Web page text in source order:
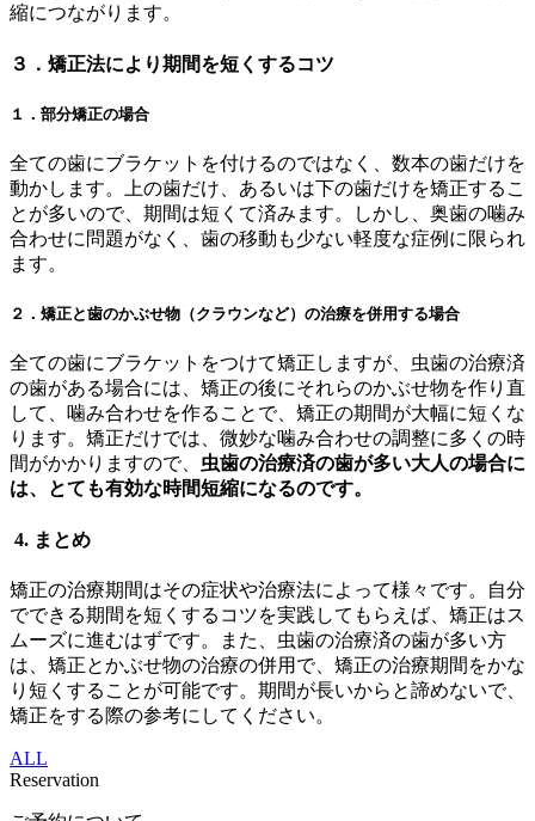
縮につながります。
３．矯正法により期間を短くするコツ
１．部分矯正の場合
全ての歯にブラケットを付けるのではなく、数本の歯だけを
動かします。上の歯だけ、あるいは下の歯だけを矯正するこ
とが多いので、期間は短くて済みます。しかし、奥歯の噛み
合わせに問題がなく、歯の移動も少ない軽度な症例に限られ
ます。
２．矯正と歯のかぶせ物（クラウンなど）の治療を併用する場合
全ての歯にブラケットをつけて矯正しますが、虫歯の治療済
の歯がある場合には、矯正の後にそれらのかぶせ物を作り直
して、噛み合わせを作ることで、矯正の期間が大幅に短くな
ります。矯正だけでは、微妙な噛み合わせの調整に多くの時
間がかかりますので、 虫歯の治療済の歯が多い大人の場合に
は、とても有効な時間短縮になるのです。
4. まとめ
矯正の治療期間はその症状や治療法によって様々です。自分
でできる期間を短くするコツを実践してもらえば、矯正はス
ムーズに進むはずです。また、虫歯の治療済の歯が多い方
は、矯正とかぶせ物の治療の併用で、矯正の治療期間をかな
り短くすることが可能です。期間が長いからと諦めないで、
矯正をする際の参考にしてください。
ALL
Reservation